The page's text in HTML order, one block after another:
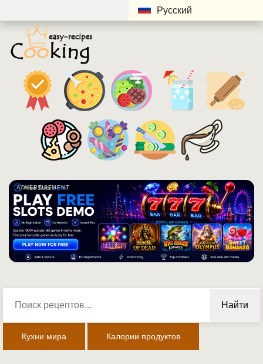
Русский
ADVERTISEMENT
Найти
Кухни мира Калории продуктов